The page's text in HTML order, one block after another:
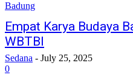
Badung
Empat Karya Budaya
WBTBI
Sedana - July 25, 2025
0